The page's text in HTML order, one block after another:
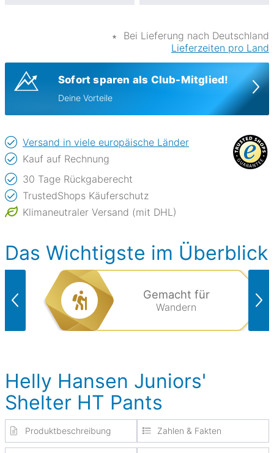
∗
Bei Lieferung nach Deutschland
Lieferzeiten pro Land
Sofort sparen als Club-Mitglied!
Deine Vorteile
Versand in viele europäische Länder
Kauf auf Rechnung
30 Tage Rückgaberecht
TrustedShops Käuferschutz
Klimaneutraler Versand (mit DHL)
Das Wichtigste im Überblick
Gemacht für
Wandern
Helly Hansen Juniors'
Shelter HT Pants
Produktbeschreibung Zahlen & Fakten